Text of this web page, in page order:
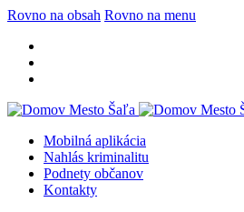
Rovno na obsah Rovno na menu
Mobilná aplikácia
Nahlás kriminalitu
Podnety občanov
Kontakty